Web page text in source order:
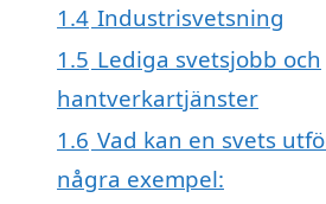
1.4 Industrisvetsning
1.5 Lediga svetsjobb och
hantverkartjänster
1.6 Vad kan en svets
några exempel: